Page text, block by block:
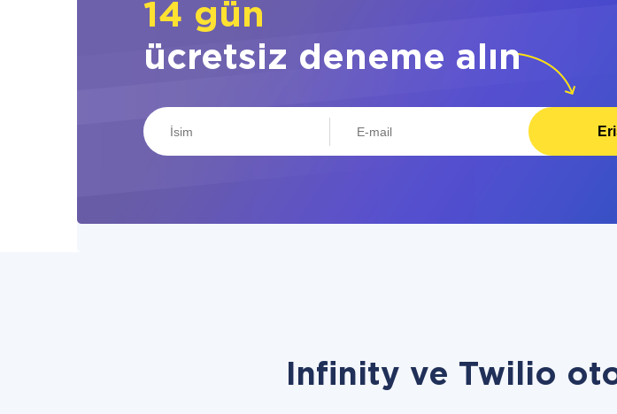
14 gün
ücretsiz deneme alın
Infinity ve Twilio